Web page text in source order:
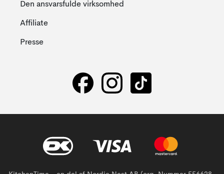
Den ansvarsfulde virksomhed
Affiliate
Presse